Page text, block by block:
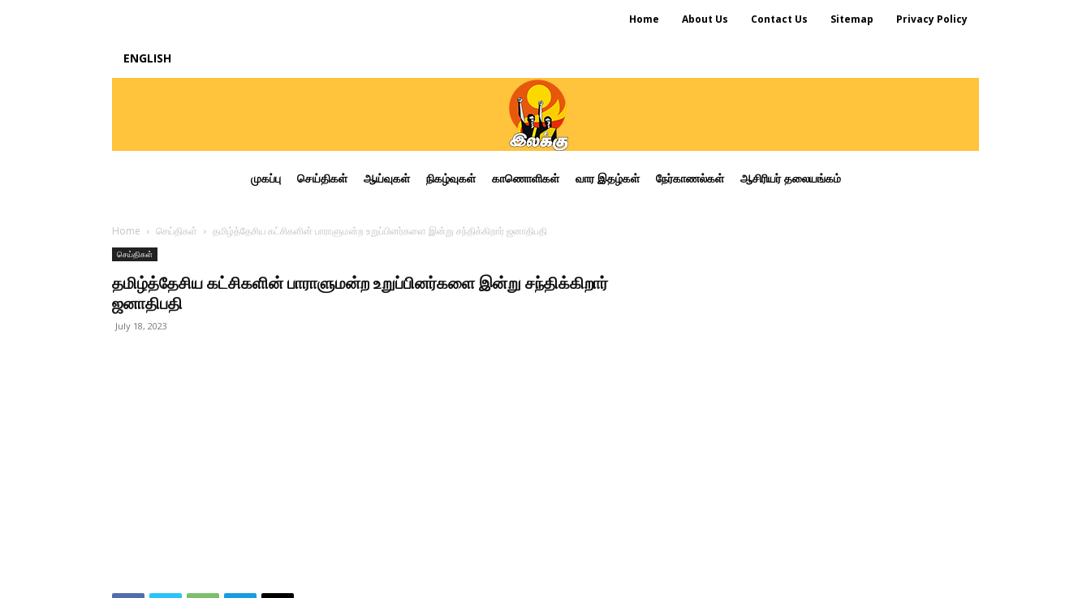
Home About Us Contact Us Sitemap Privacy Policy
ENGLISH
முகப்பு செய்திகள் ஆய்வுகள் நிகழ்வுகள் காணொளிகள் வார இதழ்கள் நேர்காணல்கள் ஆசிரியர் தலையங்கம்
Home செய்திகள் தமிழ்த்தேசிய கட்சிகளின் பாராளுமன்ற உறுப்பினர்களை இன்று சந்திக்கிறார் ஜனாதிபதி
செய்திகள்
தமிழ்த்தேசிய கட்சிகளின் பாராளுமன்ற உறுப்பினர்களை இன்று சந்திக்கிறார்
ஜனாதிபதி
July 18, 2023